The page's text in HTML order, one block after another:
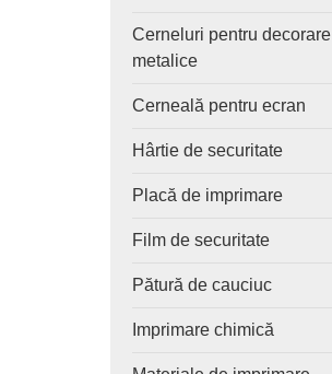
Cerneluri pentru decorare
metalice
Cerneală pentru ecran
Hârtie de securitate
Placă de imprimare
Film de securitate
Pătură de cauciuc
Imprimare chimică